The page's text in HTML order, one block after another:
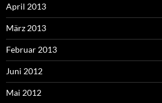
April 2013
März 2013
Februar 2013
Juni 2012
Mai 2012